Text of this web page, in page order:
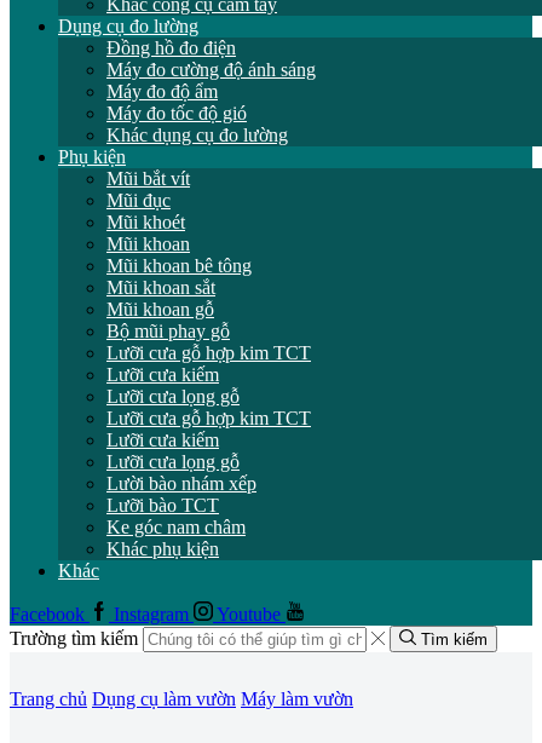
Dụng cụ đo lường
Đồng hồ đo điện
Máy đo cường độ ánh sáng
Máy đo độ ẩm
Máy đo tốc độ gió
Khác dụng cụ đo lường
Phụ kiện
Mũi bắt vít
Mũi đục
Mũi khoét
Mũi khoan
Mũi khoan bê tông
Mũi khoan sắt
Mũi khoan gỗ
Bộ mũi phay gỗ
Lưỡi cưa gỗ hợp kim TCT
Lưỡi cưa kiếm
Lưỡi cưa lọng gỗ
Lưỡi cưa gỗ hợp kim TCT
Lưỡi cưa kiếm
Lưỡi cưa lọng gỗ
Lười bào nhám xếp
Lưỡi bào TCT
Ke góc nam châm
Khác phụ kiện
Khác
Facebook Instagram
Youtube
Trường tìm kiếm
Tìm kiếm
Trang chủ Dụng cụ làm vườn Máy làm vườn